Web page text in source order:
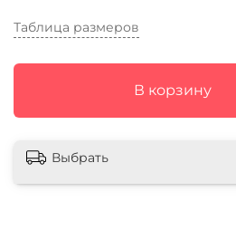
Таблица размеров
В корзину
Выбрать